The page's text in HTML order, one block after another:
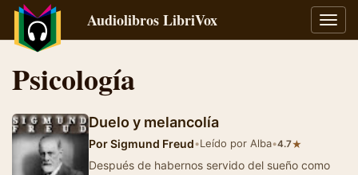
Audiolibros LibriVox
Psicología
Duelo y melancolía
PorSigmund Freud•Leído por Alba•4.7★
Después de habernos servido del sueño como